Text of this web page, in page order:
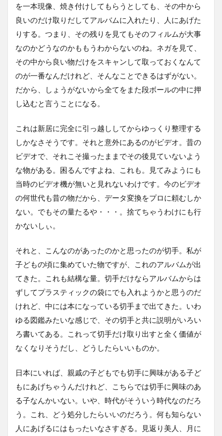
を一本現像、焼き付けしてもらうとしても、その中から
良いのだけ取りだしてアルバムに入れたり、人にあげた
りする。つまり、その残りを見てもそのフィルムが大事
なのかどうなのかももうわからないのね。ネガを見て、
その中から良い物だけをスキャンして取っておくなんて
のが一番なんだけれど、そんなことできるはずがない。
だから、しょうがないから全てをまた段ボールの中に押
し込むと言うことになる。
これは新居に完全に引っ越ししてからゆっくり整理する
しかなさそうです。それと意外にあるのがビデオ。昔の
ビデオで、それこそ撮ったままでその後見ていないよう
な物がある。困るんですよね、これも。見てみようにも
当時のビデオ機が無いと見れないわけです。今のビデオ
の何世代も昔の物だから、データ変換をプロに頼むしか
ない。でもその量たるや・・・。捨てちゃうわけにも行
かないしぃ。
それと、こんなのがあったのかと思ったのが切手。私が
子どもの頃に集めていた物ですが、これのアルバムが出
てきた。これも結構な量。切手だけならアルバムからは
ずしてプラスティックの袋にでも入れようかと思うのだ
けれど、中には本になっている切手まで出てきた。いわ
ゆる図鑑みたいな感じで、その切手と共に説明がいろい
ろ書いてある。これって切手だけ取り出すと全く価値が
なくなりそうだし、どうしたらいいものか。
日本にいれば、親戚の子どもでも切手に興味がある子ど
もにあげちゃうんだけれど、こちらでは切手に興味のあ
る子なんかいない。いや、時代がそういう時代なのだろ
う。これ、どう処分したらいいのだろう。何も知らない
人にあげるにはもったいなさすぎる。見返り美人、月に